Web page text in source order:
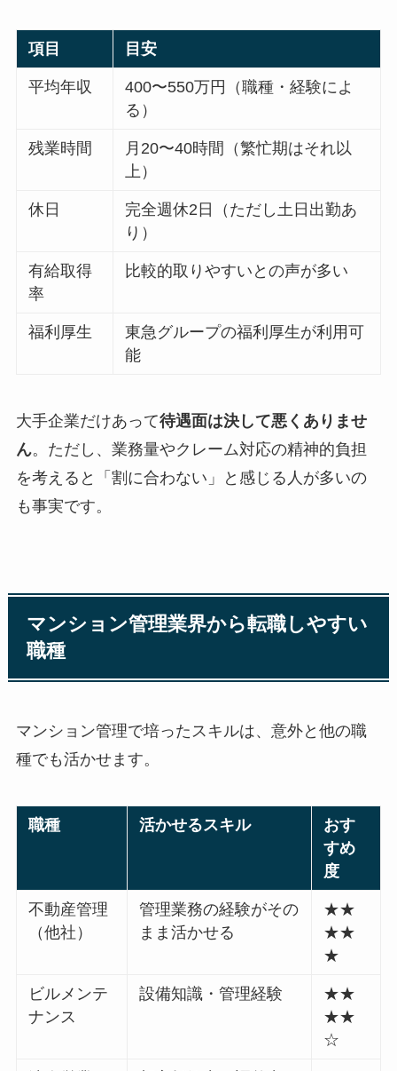
項目 目安
平均年収
400〜550万円（職種・経験によ
る）
残業時間
月20〜40時間（繁忙期はそれ以
上）
休日
完全週休2日（ただし土日出勤あ
り）
有給取得
率
比較的取りやすいとの声が多い
福利厚生
東急グループの福利厚生が利用可
能
大手企業だけあって待遇面は決して悪くありませ
ん。ただし、業務量やクレーム対応の精神的負担
を考えると「割に合わない」と感じる人が多いの
も事実です。
マンション管理業界から転職しやすい
職種
マンション管理で培ったスキルは、意外と他の職
種でも活かせます。
職種 活かせるスキル
おす
すめ
度
不動産管理
（他社）
管理業務の経験がその
まま活かせる
★★
★★
★
ビルメンテ
ナンス
設備知識・管理経験
★★
★★
☆